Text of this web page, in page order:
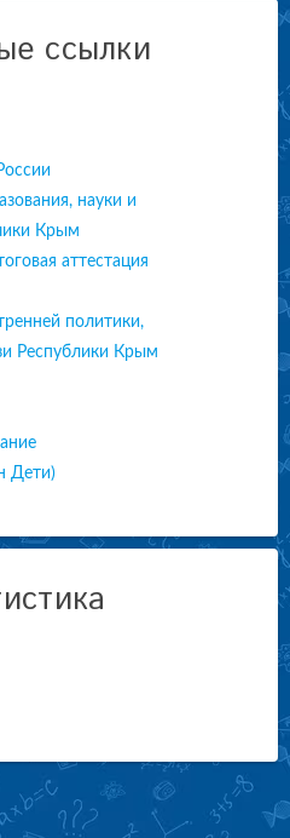
ссылки
науки и
Крым
аттестация
политики,
Республики Крым
Дети)